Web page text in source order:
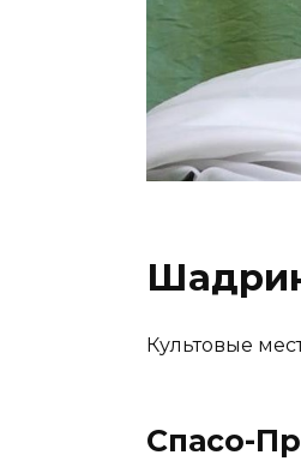
Культовые
Спасо-